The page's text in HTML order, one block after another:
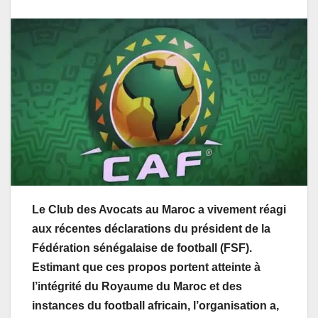
Le Club des Avocats au Maroc a vivement réagi
aux récentes déclarations du président de la
Fédération sénégalaise de football (FSF).
Estimant que ces propos portent atteinte à
l’intégrité du Royaume du Maroc et des
instances du football africain, l’organisation a,